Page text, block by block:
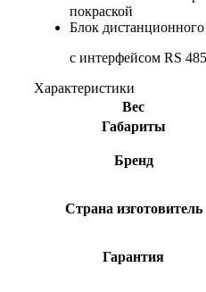
покраской
Блок
с интерфейсом RS 485
Характеристики
Вес
Габариты
Бренд
Страна изготовитель
Гарантия